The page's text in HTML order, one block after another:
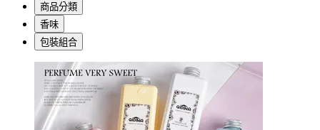
商品分類
香味
包裝組合